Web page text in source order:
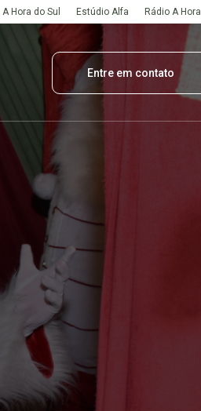
A Hora do Sul Estúdio Alfa Rádio A Hora
Entre em contato